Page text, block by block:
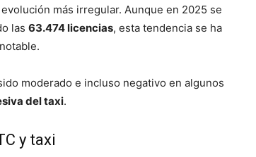
más irregular. Aunque en 2025 se
las 63.474 licencias, esta tendencia se ha
moderado e incluso negativo en algunos
del taxi.
y taxi